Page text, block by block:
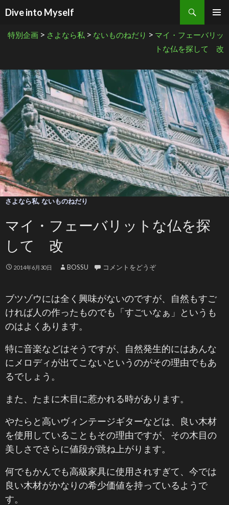
Dive into Myself
検索
特別企画 > さよなら私 > ないものねだり > マイ・フェーバリッ
トな仏を探して 改
さよなら私, ないものねだり
マイ・フェーバリットな仏を探
して 改
2014年6月30日 BOSSU コメントをどうぞ
ブツゾウには全く興味がないのですが、自然もすご
ければ人の作ったものでも「すごいなぁ」というも
のはよくあります。
特に音楽などはそうですが、自然発生的にはあんな
にメロディが出てこないというのがその理由でもあ
るでしょう。
また、たまに木目に惹かれる時があります。
やたらと高いヴィンテージギターなどは、良い木材
を使用していることもその理由ですが、その木目の
美しさでさらに値段が跳ね上がります。
何でもかんでも高級家具に使用されすぎて、今では
良い木材がかなりの希少価値を持っているようで
す。